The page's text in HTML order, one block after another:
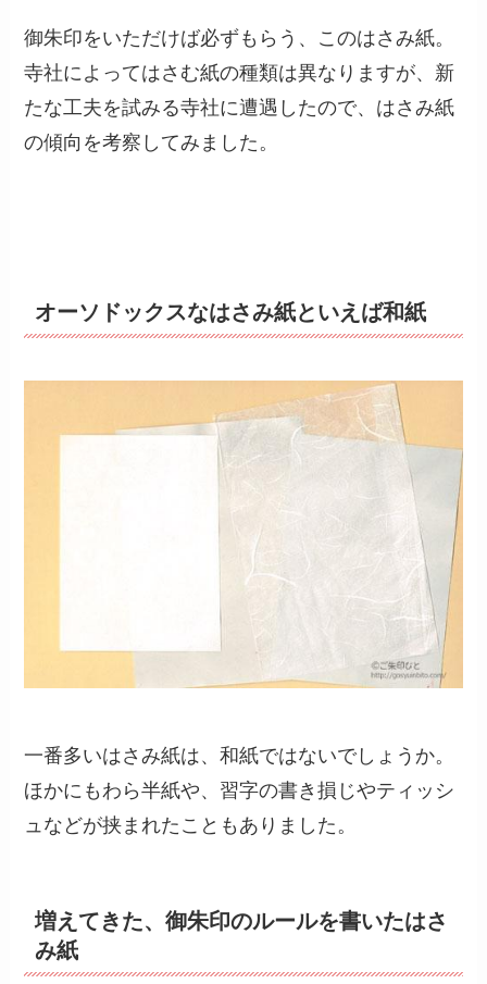
御朱印をいただけば必ずもらう、このはさみ紙。
寺社によってはさむ紙の種類は異なりますが、新
たな工夫を試みる寺社に遭遇したので、はさみ紙
の傾向を考察してみました。
オーソドックスなはさみ紙といえば和紙
一番多いはさみ紙は、和紙ではないでしょうか。
ほかにもわら半紙や、習字の書き損じやティッシ
ュなどが挟まれたこともありました。
増えてきた、御朱印のルールを書いたはさ
み紙